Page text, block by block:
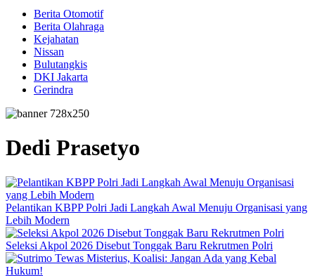
Berita Otomotif
Berita Olahraga
Kejahatan
Nissan
Bulutangkis
DKI Jakarta
Gerindra
Dedi Prasetyo
Pelantikan KBPP Polri Jadi Langkah Awal Menuju Organisasi yang
Lebih Modern
Seleksi Akpol 2026 Disebut Tonggak Baru Rekrutmen Polri